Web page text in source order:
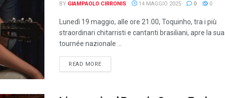
BY GIAMPAOLO CIRRONIS 14 MAGGIO 2025 0 0
Lunedì 19 maggio, alle ore 21.00, Toquinho, tra i più
straordinari chitarristi e cantanti brasiliani, apre la sua
tournée nazionale ...
READ MOREDETAILS